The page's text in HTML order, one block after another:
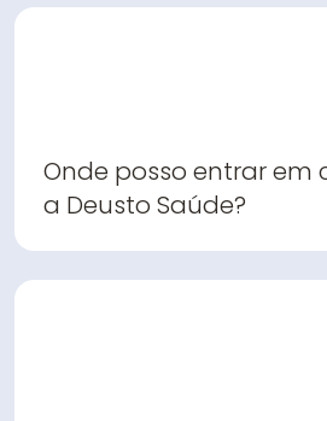
Onde posso entrar
a Deusto Saúde?